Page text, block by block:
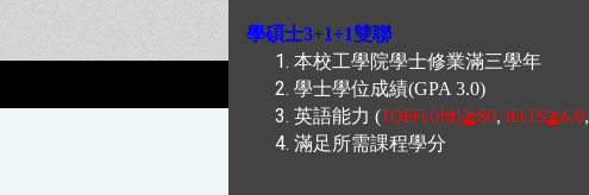
學碩士3+1+1雙聯
本校工學院學士修業滿三學年
學士學位成績(GPA 3.0)
英語能力 ( TOEFL(ibt)≧80, IELTS≧6.0,
滿足所需課程學分